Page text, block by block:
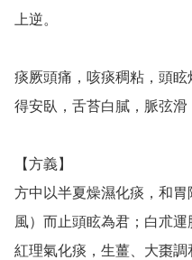
上逆。
痰厥頭痛，咳痰稠粘，頭
得安臥，舌苔白膩，脈弦滑
【方義】
方中以半夏燥濕化痰，和
風）而止頭眩為君；白朮
紅理氣化痰，生薑、大棗